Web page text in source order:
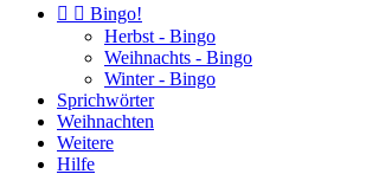
  Bingo!
Herbst - Bingo
Weihnachts - Bingo
Winter - Bingo
Sprichwörter
Weihnachten
Weitere
Hilfe